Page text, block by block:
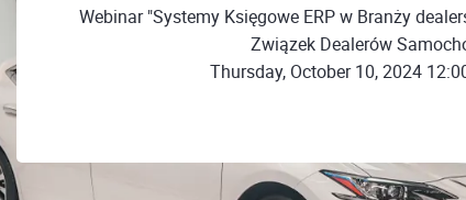
Webinar "Systemy Księgowe ERP w Branży
Związek Dealerów
Thursday, October 10, 2024